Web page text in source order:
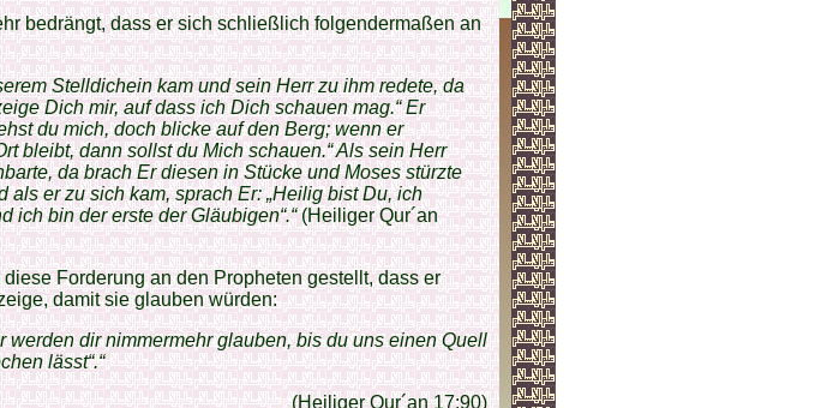
bedrängt, dass er sich schließlich folgendermaßen an
Stelldichein kam und sein Herr zu ihm redete, da
Dich mir, auf dass ich Dich schauen mag.“ Er
du mich, doch blicke auf den Berg; wenn er
bleibt, dann sollst du Mich schauen.“ Als sein Herr
da brach Er diesen in Stücke und Moses stürzte
als er zu sich kam, sprach Er: „Heilig bist Du, ich
ich bin der erste der Gläubigen“.“(Heiliger Qur´an
Forderung an den Propheten gestellt, dass er
damit sie glauben würden:
werden dir nimmermehr glauben, bis du uns einen Quell
lässt“.“
(Heiliger Qur´an 17:90)